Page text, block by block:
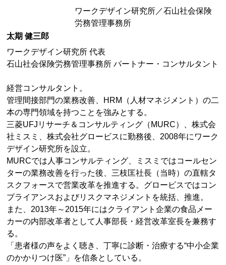
ワークデザイン研究所／石山社会保険
労務管理事務所
太期 健三郎
ワークデザイン研究所 代表
石山社会保険労務管理事務所 パートナー・コンサルタント
経営コンサルタント。
管理間接部門の業務改善、HRM（人材マネジメント）の二
本の専門領域を持つことを強みとする。
三菱UFJリサーチ＆コンサルティング（MURC）、株式会
社ミスミ、株式会社グロービスに勤務後、2008年にワーク
デザイン研究所を設立。
MURCでは人事コンサルティング、ミスミではコールセン
ターの業務改善を行った後、三枝匡社長（当時）の直轄タ
スクフォースで営業改革を推進する。グロービスではコン
プライアンスおよびリスクマネジメントを統括、推進。
また、2013年～2015年にはクライアント企業の食品メー
カーの内部改革者として人事部長・経営改革室長を兼務す
る。
「患者様の声をよく聴き、丁寧に診断・治療する“中小企業
のかかりつけ医”」を信条としている。